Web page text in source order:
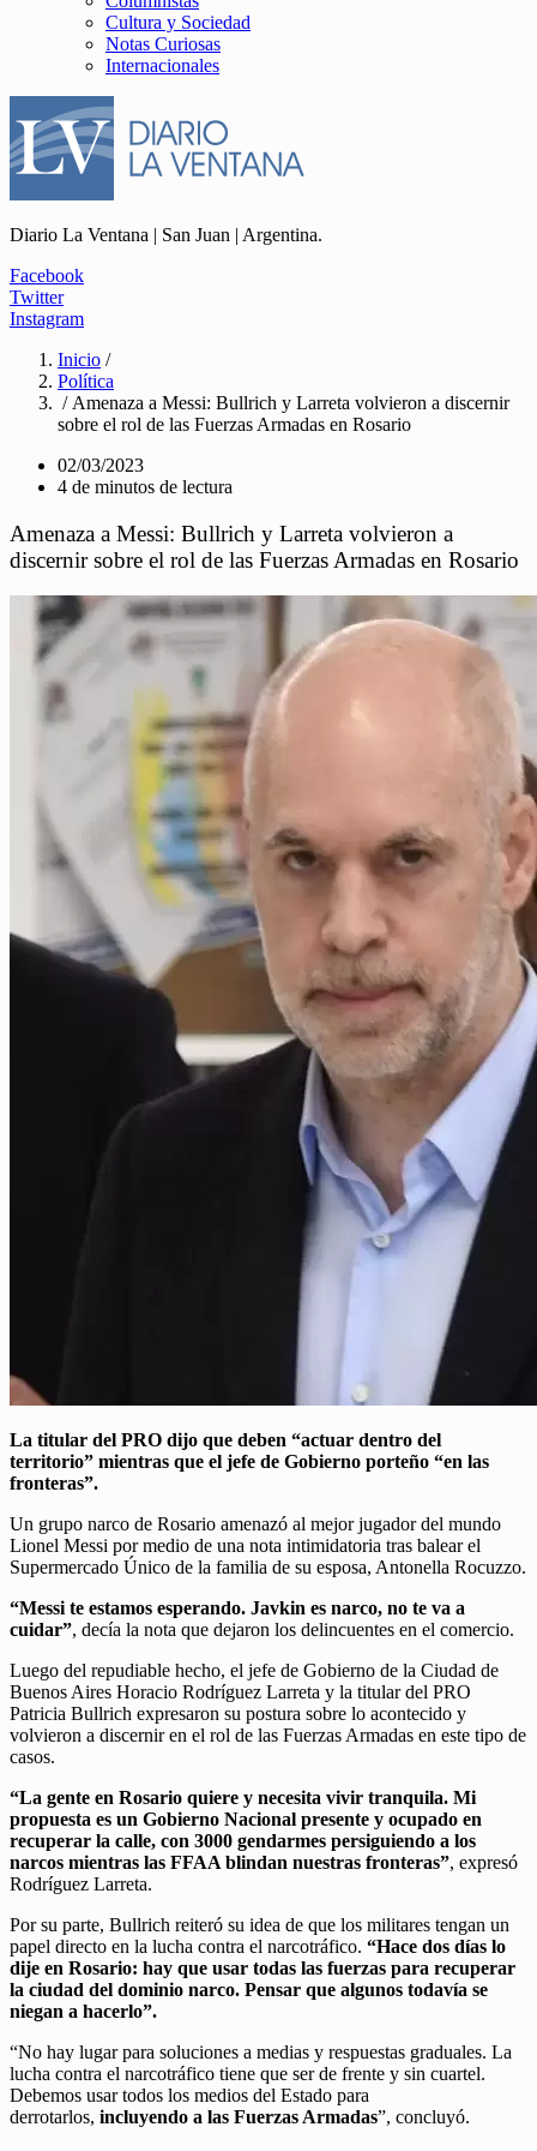
Cultura y Sociedad
Notas Curiosas
Internacionales
Diario La Ventana | San Juan | Argentina.
Facebook
Twitter
Instagram
Inicio /
Política
/ Amenaza a Messi: Bullrich y Larreta volvieron a discernir
sobre el rol de las Fuerzas Armadas en Rosario
02/03/2023
4 de minutos de lectura
Amenaza a Messi: Bullrich y Larreta volvieron a
discernir sobre el rol de las Fuerzas Armadas en Rosario
La titular del PRO dijo que deben “actuar dentro del
territorio” mientras que el jefe de Gobierno porteño “en las
fronteras”.
Un grupo narco de Rosario amenazó al mejor jugador del mundo
Lionel Messi por medio de una nota intimidatoria tras balear el
Supermercado Único de la familia de su esposa, Antonella Rocuzzo.
“Messi te estamos esperando. Javkin es narco, no te va a
cuidar”, decía la nota que dejaron los delincuentes en el comercio.
Luego del repudiable hecho, el jefe de Gobierno de la Ciudad de
Buenos Aires Horacio Rodríguez Larreta y la titular del PRO
Patricia Bullrich expresaron su postura sobre lo acontecido y
volvieron a discernir en el rol de las Fuerzas Armadas en este tipo de
casos.
“La gente en Rosario quiere y necesita vivir tranquila. Mi
propuesta es un Gobierno Nacional presente y ocupado en
recuperar la calle, con 3000 gendarmes persiguiendo a los
narcos mientras las FFAA blindan nuestras fronteras”, expresó
Rodríguez Larreta.
Por su parte, Bullrich reiteró su idea de que los militares tengan un
papel directo en la lucha contra el narcotráfico. “Hace dos días lo
dije en Rosario: hay que usar todas las fuerzas para recuperar
la ciudad del dominio narco. Pensar que algunos todavía se
niegan a hacerlo”.
“No hay lugar para soluciones a medias y respuestas graduales. La
lucha contra el narcotráfico tiene que ser de frente y sin cuartel.
Debemos usar todos los medios del Estado para
derrotarlos, incluyendo a las Fuerzas Armadas”, concluyó.